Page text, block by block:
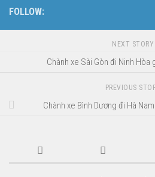
FOLLOW:
NEXT STORY
Chành xe Sài Gòn đi Ninh
PREVIOUS
Chành xe Bình Dương đi Hà